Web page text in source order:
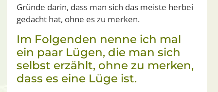
Gründe darin, dass man sich das meiste herbei
gedacht hat, ohne es zu merken.
Im Folgenden nenne ich mal
ein paar Lügen, die man sich
selbst erzählt, ohne zu merken,
dass es eine Lüge ist.